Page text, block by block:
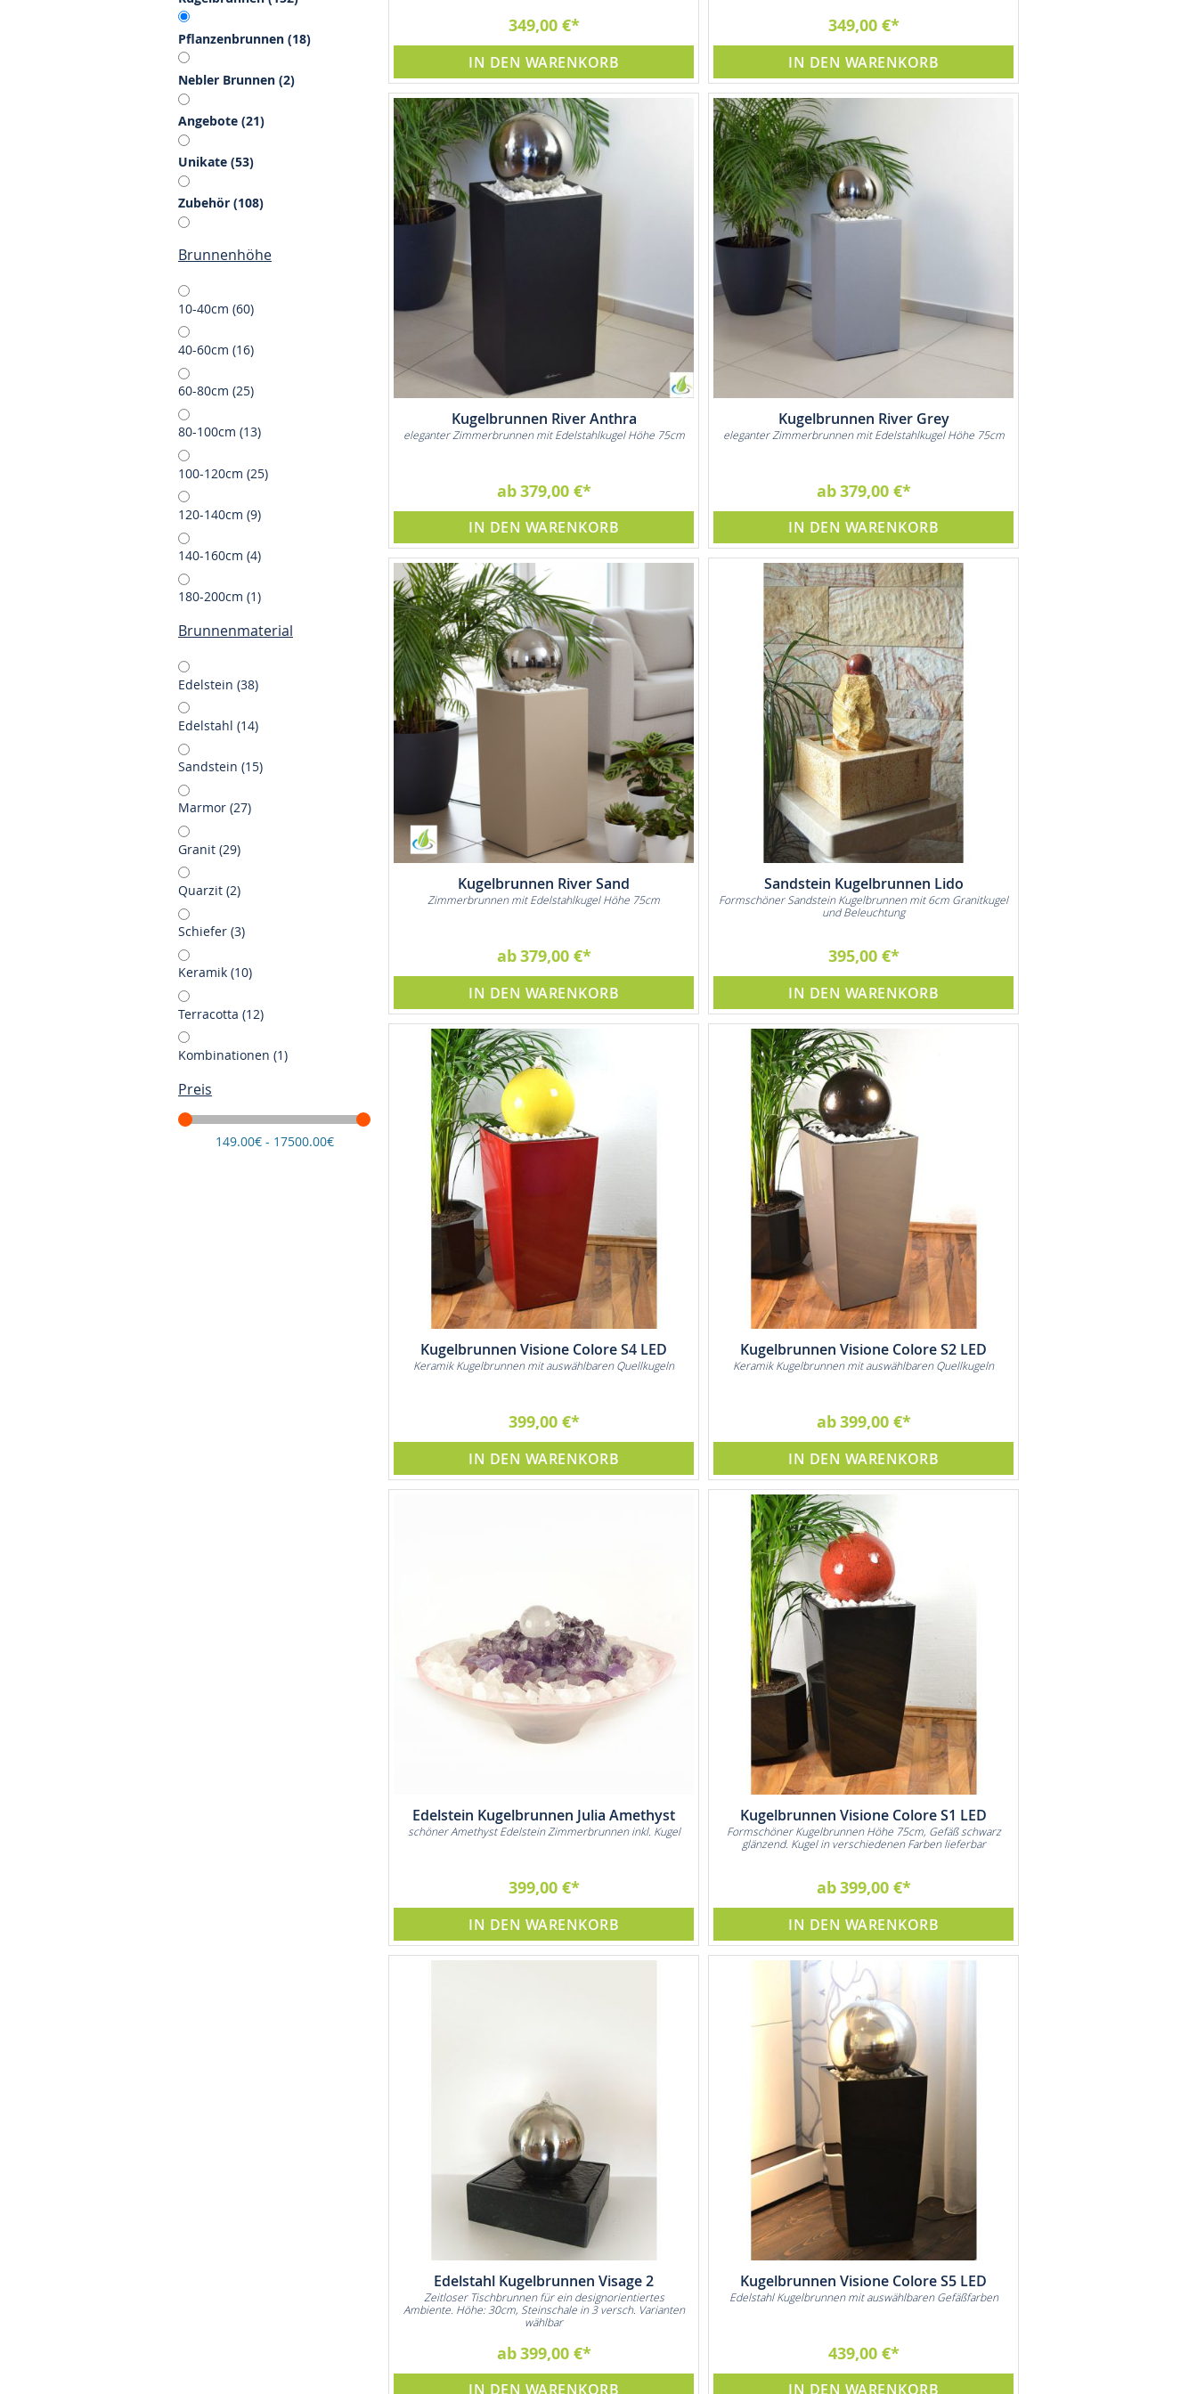
349,00 €
IN DEN WARENKORB
349,00 €
IN DEN WARENKORB
Kugelbrunnen River Anthra
eleganter Zimmerbrunnen mit Edelstahlkugel Höhe 75cm
ab379,00 €
IN DEN WARENKORB
Kugelbrunnen River Grey
eleganter Zimmerbrunnen mit Edelstahlkugel Höhe 75cm
ab379,00 €
IN DEN WARENKORB
Kugelbrunnen River Sand
Zimmerbrunnen mit Edelstahlkugel Höhe 75cm
ab379,00 €
IN DEN WARENKORB
Sandstein Kugelbrunnen Lido
Formschöner Sandstein Kugelbrunnen mit 6cm Granitkugel
und Beleuchtung
395,00 €
IN DEN WARENKORB
Kugelbrunnen Visione Colore S4 LED
Keramik Kugelbrunnen mit auswählbaren Quellkugeln
399,00 €
IN DEN WARENKORB
Kugelbrunnen Visione Colore S2 LED
Keramik Kugelbrunnen mit auswählbaren Quellkugeln
ab399,00 €
IN DEN WARENKORB
Edelstein Kugelbrunnen Julia Amethyst
schöner Amethyst Edelstein Zimmerbrunnen inkl. Kugel
399,00 €
IN DEN WARENKORB
Kugelbrunnen Visione Colore S1 LED
Formschöner Kugelbrunnen Höhe 75cm, Gefäß schwarz
glänzend. Kugel in verschiedenen Farben lieferbar
ab399,00 €
IN DEN WARENKORB
Edelstahl Kugelbrunnen Visage 2
Zeitloser Tischbrunnen für ein designorientiertes
Ambiente. Höhe: 30cm, Steinschale in 3 versch. Varianten
wählbar
ab399,00 €
IN DEN WARENKORB
Kugelbrunnen Visione Colore S5 LED
Edelstahl Kugelbrunnen mit auswählbaren Gefäßfarben
439,00 €
IN DEN WARENKORB
Pflanzenbrunnen 18Artikel
Nebler Brunnen 2Artikel
Angebote 21Artikel
Unikate 53Artikel
Zubehör 108Artikel
Brunnenhöhe
10-40cm 60Artikel
40-60cm 16Artikel
60-80cm 25Artikel
80-100cm 13Artikel
100-120cm 25Artikel
120-140cm 9Artikel
140-160cm 4Artikel
180-200cm 1Artikel
Brunnenmaterial
Edelstein 38Artikel
Edelstahl 14Artikel
Sandstein 15Artikel
Marmor 27Artikel
Granit 29Artikel
Quarzit 2Artikel
Schiefer 3Artikel
Keramik 10Artikel
Terracotta 12Artikel
Kombinationen 1Artikel
Preis
149.00€ - 17500.00€